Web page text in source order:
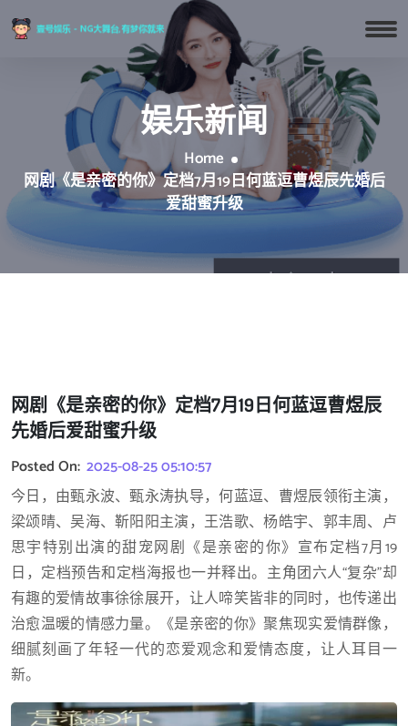
娱乐新闻
Home
网剧《是亲密的你》定档7月19日何蓝逗曹煜辰先婚后
爱甜蜜升级
网剧《是亲密的你》定档7月19日何蓝逗曹煜辰
先婚后爱甜蜜升级
Posted On: 2025-08-25 05:10:57
今日，由甄永波、甄永涛执导，何蓝逗、曹煜辰领衔主演，
梁颂晴、吴海、靳阳阳主演，王浩歌、杨皓宇、郭丰周、卢
思宇特别出演的甜宠网剧《是亲密的你》宣布定档7月19
日，定档预告和定档海报也一并释出。主角团六人“复杂”却
有趣的爱情故事徐徐展开，让人啼笑皆非的同时，也传递出
治愈温暖的情感力量。《是亲密的你》聚焦现实爱情群像，
细腻刻画了年轻一代的恋爱观念和爱情态度，让人耳目一
新。